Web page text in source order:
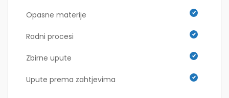
Opasne materije
Radni procesi
Zbirne upute
Upute prema zahtjevima